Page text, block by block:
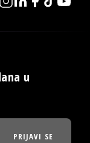
u
PRIJAVI SE